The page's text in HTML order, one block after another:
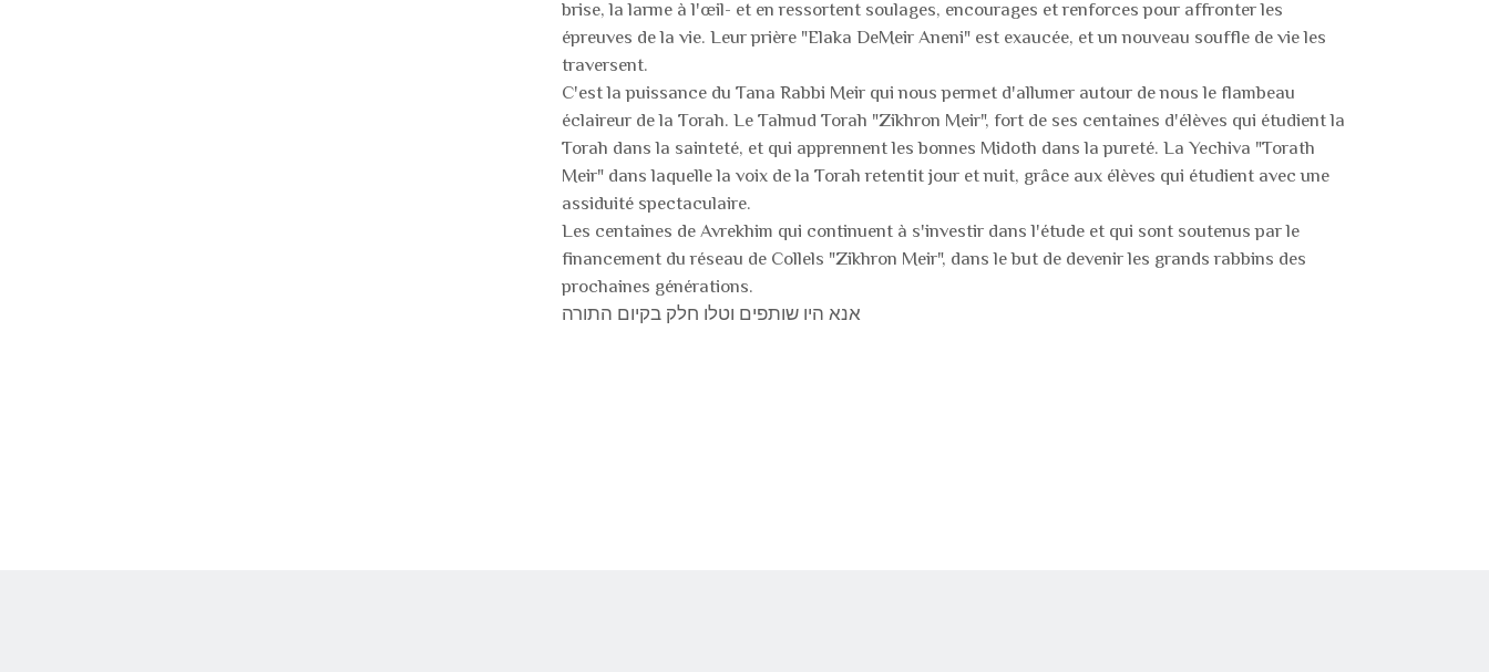
brise, la larme à l'œil- et en ressortent soulages, encourages et renforces pour affronter les
épreuves de la vie. Leur prière "Elaka DeMeir Aneni" est exaucée, et un nouveau souffle de vie les
traversent.
C'est la puissance du Tana Rabbi Meir qui nous permet d'allumer autour de nous le flambeau
éclaireur de la Torah. Le Talmud Torah "Zikhron Meir", fort de ses centaines d'élèves qui étudient la
Torah dans la sainteté, et qui apprennent les bonnes Midoth dans la pureté. La Yechiva "Torath
Meir" dans laquelle la voix de la Torah retentit jour et nuit, grâce aux élèves qui étudient avec une
assiduité spectaculaire.
Les centaines de Avrekhim qui continuent à s'investir dans l'étude et qui sont soutenus par le
financement du réseau de Collels "Zikhron Meir", dans le but de devenir les grands rabbins des
prochaines générations.
אנא היו שותפים וטלו חלק בקיום התורה